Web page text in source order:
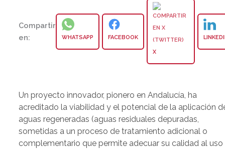
Compartir
en:
WHATSAPP FACEBOOK
X
Un proyecto innovador, pionero en Andalucía, ha
acreditado la viabilidad y el potencial de la aplicación
aguas regeneradas (aguas residuales depuradas,
sometidas a un proceso de tratamiento adicional o
complementario que permite adecuar su calidad al uso